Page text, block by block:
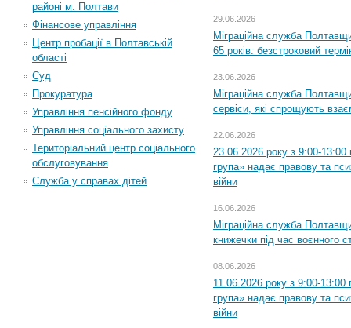
районі м. Полтави
Фінансове управління
Центр пробації в Полтавській
області
Суд
Прокуратура
Управління пенсійного фонду
Управління соціального захисту
Територіальний центр соціального
обслуговування
Служба у справах дітей
29.06.2026
Міграційна служба
65 років: безстроковий
23.06.2026
Міграційна служба
сервіси, які спрощують
22.06.2026
23.06.2026 року з 9:00-13:00
група» надає правову та
війни
16.06.2026
Міграційна служба
книжечки під час воєнного
08.06.2026
11.06.2026 року з 9:00-13:00
група» надає правову та
війни